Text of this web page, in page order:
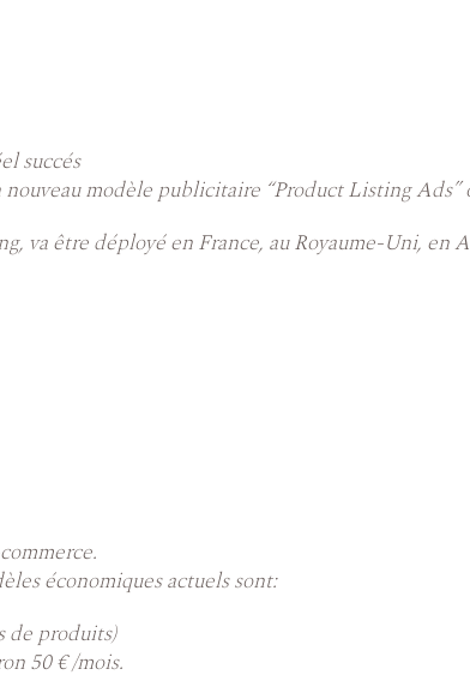
succés
modèle publicitaire “Product Listing
va être déployé en France, au Royaume-Uni, en
économiques actuels sont:
de produits)
50 € /mois.